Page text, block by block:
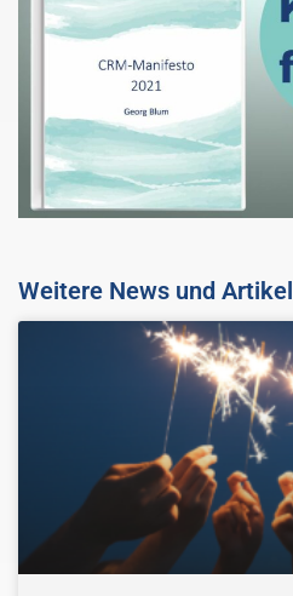
Weitere News und Artikel